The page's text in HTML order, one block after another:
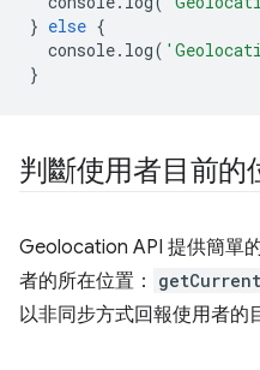
} else {
console. log(
}
判斷使用者目前的
Geolocation API 提供簡單
者的所在位置：
以非同步方式回報使用者的